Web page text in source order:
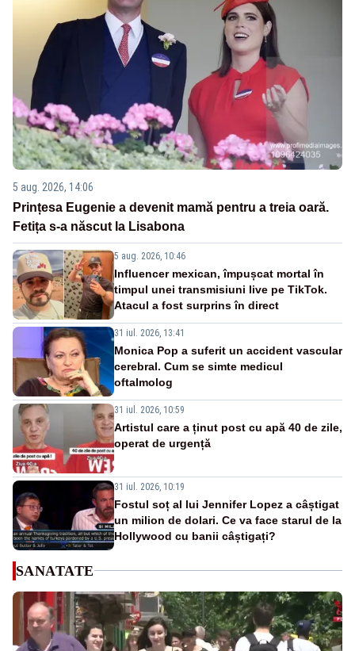
5 aug. 2026, 14:06
Prințesa Eugenie a devenit mamă pentru a treia oară.
Fetița s-a născut la Lisabona
5 aug. 2026, 10:46
Influencer mexican, împușcat mortal în
timpul unei transmisiuni live pe TikTok.
Atacul a fost surprins în direct
31 iul. 2026, 13:41
Monica Pop a suferit un accident vascular
cerebral. Cum se simte medicul
oftalmolog
31 iul. 2026, 10:59
Artistul care a ținut post cu apă 40 de zile,
operat de urgență
31 iul. 2026, 10:19
Fostul soț al lui Jennifer Lopez a câștigat
un milion de dolari. Ce va face starul de la
Hollywood cu banii câștigați?
SANATATE